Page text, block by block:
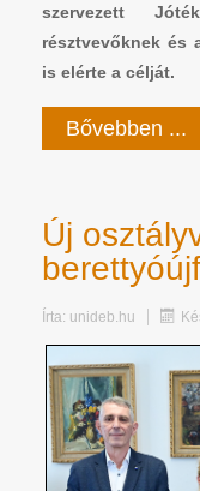
szervezett
résztvevőknek és
is elérte a célját.
Bővebben ...
Új
Írta: unideb.hu